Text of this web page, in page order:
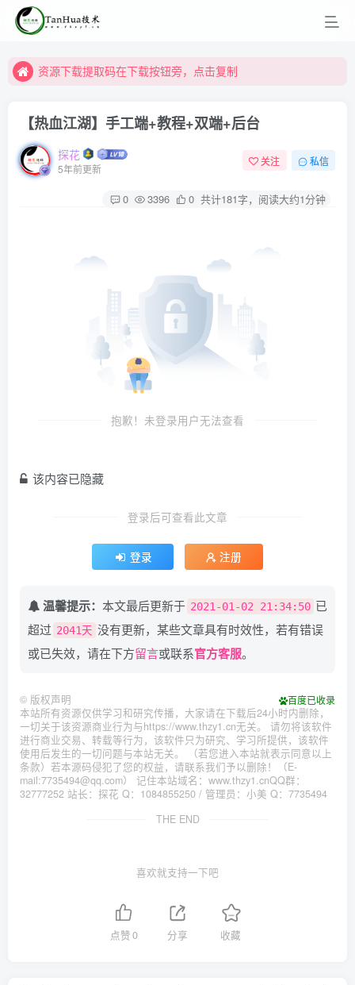
资源下载提取码在下载按钮旁，点击复制
资源下载提取码在下载按钮旁，点击复制
【热血江湖】手工端+教程+双端+后台
探花
5年前更新
关注 私信
0 3396 0 共计181字，阅读大约1分钟
抱歉！未登录用户无法查看
该内容已隐藏
登录后可查看此文章
登录 注册
温馨提示： 本文最后更新于 2021-01-02 21:34:50 已
超过 2041天 没有更新，某些文章具有时效性，若有错误
或已失效，请在下方留言或联系官方客服。
百度已收录
© 版权声明
本站所有资源仅供学习和研究传播，大家请在下载后24小时内删除，
一切关于该资源商业行为与https://www.thzy1.cn无关。 请勿将该软件
进行商业交易、转载等行为，该软件只为研究、学习所提供，该软件
使用后发生的一切问题与本站无关。 （若您进入本站就表示同意以上
条款）若本源码侵犯了您的权益，请联系我们予以删除！（E-
mail:7735494@qq.com） 记住本站域名：www.thzy1.cnQQ群：
32777252 站长：探花 Q：1084855250 / 管理员：小美 Q：7735494
THE END
喜欢就支持一下吧
点赞0 分享 收藏